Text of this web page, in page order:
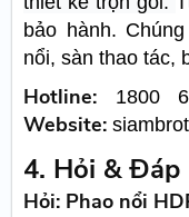
bảo hành.
nổi, sàn thao tác,
Hotline: 1800
Website:
4. Hỏi & Đáp
Hỏi: Phao nổi